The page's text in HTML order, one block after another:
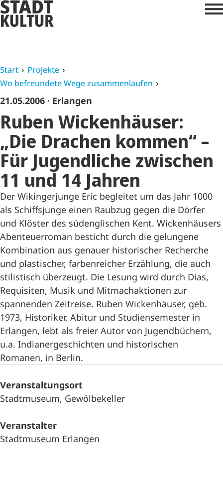
Start
Projekte
Wo befreundete Wege zusammenlaufen
21.05.2006 · Erlangen
Ruben Wickenhäuser:
„Die Drachen kommen“ –
Für Jugendliche zwischen
11 und 14 Jahren
Der Wikingerjunge Eric begleitet um das Jahr 1000
als Schiffsjunge einen Raubzug gegen die Dörfer
und Klöster des südenglischen Kent. Wickenhäusers
Abenteuerroman besticht durch die gelungene
Kombination aus genauer historischer Recherche
und plastischer, farbenreicher Erzählung, die auch
stilistisch überzeugt. Die Lesung wird durch Dias,
Requisiten, Musik und Mitmachaktionen zur
spannenden Zeitreise. Ruben Wickenhäuser, geb.
1973, Historiker, Abitur und Studiensemester in
Erlangen, lebt als freier Autor von Jugendbüchern,
u.a. Indianergeschichten und historischen
Romanen, in Berlin.
Veranstaltungsort
Stadtmuseum, Gewölbekeller
Veranstalter
Stadtmuseum Erlangen